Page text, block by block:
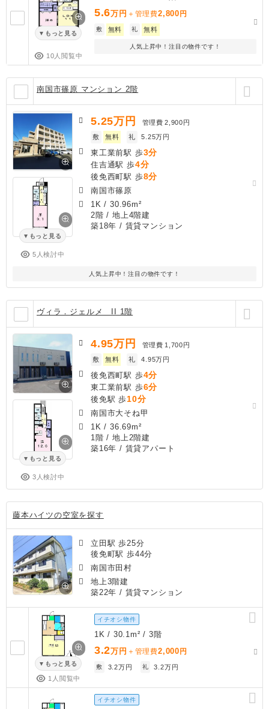
もっと見る
10人閲覧中
5.6万円 ＋管理費2,800 円
敷 無料 礼 無料
人気上昇中！注目の物件です！
南国市篠原 マンション 2階
もっと見る
5人検討中
5.25万円 管理費 2,900円
敷
無料 礼 5.25万円
東工業前駅 歩3分
住吉通駅 歩4分
後免西町駅 歩8分
南国市篠原
1K /30.96m²
2階 / 地上4階建
築18年 / 賃貸マンション
人気上昇中！注目の物件です！
ヴィラ．ジェルメ II 1階
もっと見る
3人検討中
4.95万円 管理費 1,700円
敷
無料 礼 4.95万円
後免西町駅 歩4分
東工業前駅 歩6分
後免駅 歩10分
南国市大そね甲
1K /36.69m²
1階 / 地上2階建
築16年 / 賃貸アパート
藤本ハイツの空室を探す
立田駅 歩25分
後免町駅 歩44分
南国市田村
地上3階建
築22年 / 賃貸マンション
もっと見る
1人閲覧中
イチオシ物件
1K / 30.1m² / 3階
3.2万円 ＋管理費2,000 円
敷 3.2万円 礼 3.2万円
イチオシ物件